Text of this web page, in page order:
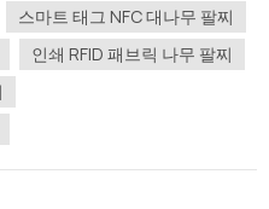
스마트 태그 NFC 대나무 팔찌
인쇄 RFID 패브릭 나무 팔찌